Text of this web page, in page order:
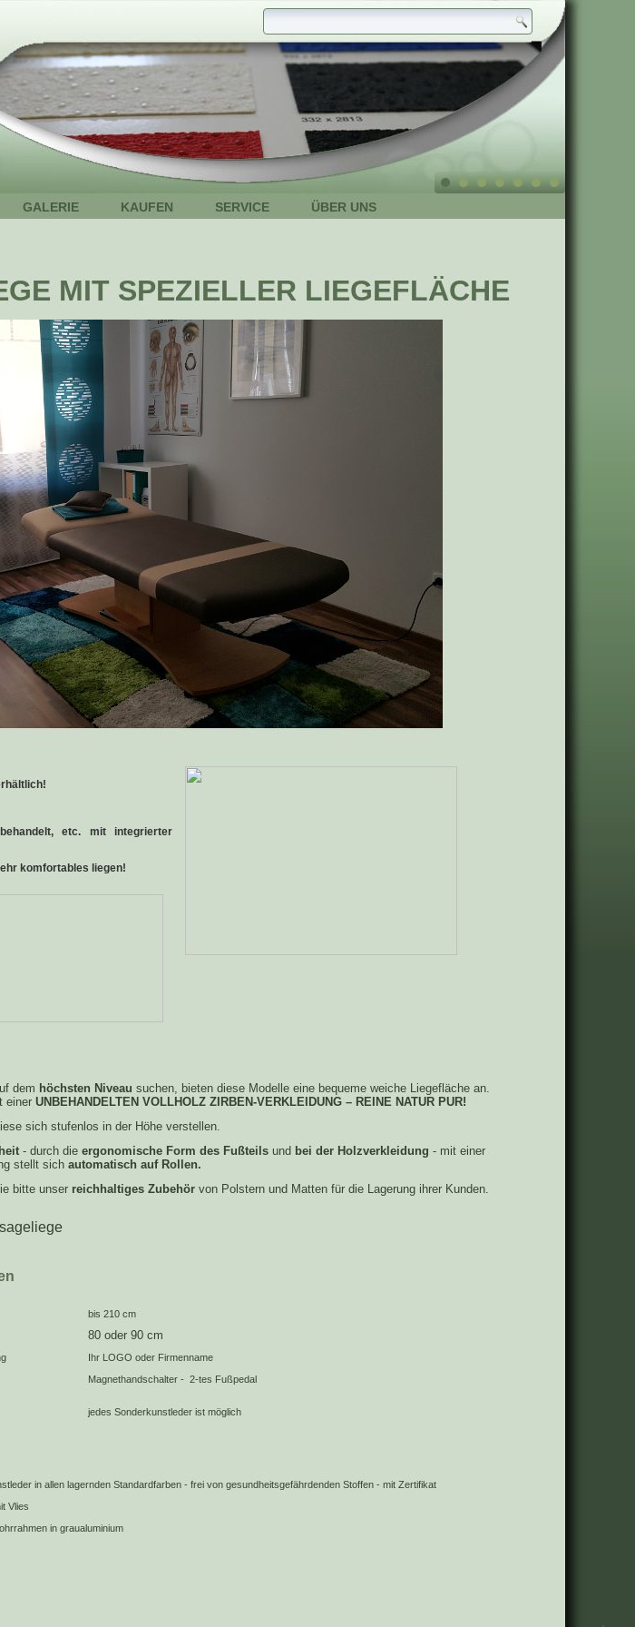
GALERIE KAUFEN SERVICE ÜBER UNS
MIT SPEZIELLER LIEGEFLÄCHE
etc. mit integrierter
komfortables liegen!
dem höchsten Niveau suchen, bieten diese Modelle eine bequeme weiche Liegefläche an.
einer UNBEHANDELTEN VOLLHOLZ ZIRBEN-VERKLEIDUNG – REINE NATUR PUR!
sich stufenlos in der Höhe verstellen.
- durch die ergonomische Form des Fußteils und bei der Holzverkleidung - mit einer
stellt sich automatisch auf Rollen.
bitte unser reichhaltiges Zubehör von Polstern und Matten für die Lagerung ihrer Kunden.
bis 210 cm
80 oder 90 cm
Ihr LOGO oder Firmenname
Magnethandschalter - 2-tes Fußpedal
jedes Sonderkunstleder ist möglich
in allen lagernden Standardfarben - frei von gesundheitsgefährdenden Stoffen - mit Zertifikat
Vlies
in graualuminium